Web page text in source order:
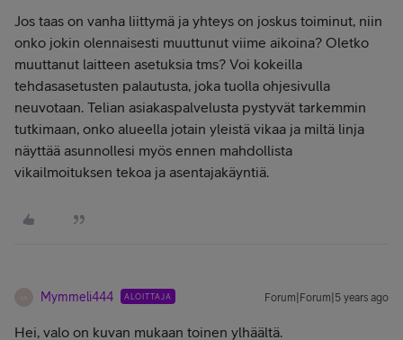
Jos taas on vanha liittymä ja yhteys on joskus toiminut, niin
onko jokin olennaisesti muuttunut viime aikoina? Oletko
muuttanut laitteen asetuksia tms? Voi kokeilla
tehdasasetusten palautusta, joka tuolla ohjesivulla
neuvotaan. Telian asiakaspalvelusta pystyvät tarkemmin
tutkimaan, onko alueella jotain yleistä vikaa ja miltä linja
näyttää asunnollesi myös ennen mahdollista
vikailmoituksen tekoa ja asentajakäyntiä.
Mymmeli444 ALOITTAJA Forum|Forum|5 years ago
Hei, valo on kuvan mukaan toinen ylhäältä.